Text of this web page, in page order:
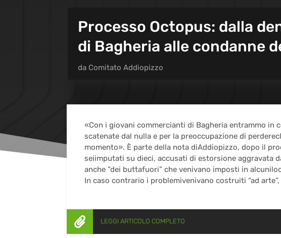
Processo Octopus: dalla
di Bagheria alle condanne
da Comitato Addiopizzo
«Con i giovani commercianti di Bagheria entrammo in
scatenate dal nulla e per la preoccupazione di
momento». È parte della nota diAddiopizzo, dopo il
seiimputati su dieci, accusati di estorsione aggravata
anche “dei buttafuori” che venivano imposti in
In caso contrario i problemivenivano costruiti “ad
 LEGGI ARTICOLO COMPLETO